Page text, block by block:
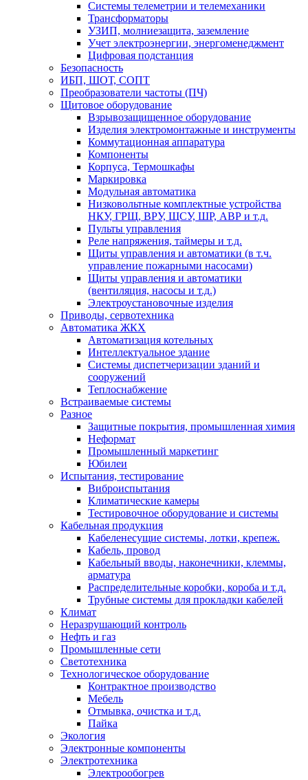
Системы телеметрии и телемеханики
Трансформаторы
УЗИП, молниезащита, заземление
Учет электроэнергии, энергоменеджмент
Цифровая подстанция
Безопасность
ИБП, ШОТ, СОПТ
Преобразователи частоты (ПЧ)
Щитовое оборудование
Взрывозащищенное оборудование
Изделия электромонтажные и инструменты
Коммутационная аппаратура
Компоненты
Корпуса, Термошкафы
Маркировка
Модульная автоматика
Низковольтные комплектные устройства
НКУ, ГРЩ, ВРУ, ЩСУ, ШР, АВР и т.д.
Пульты управления
Реле напряжения, таймеры и т.д.
Щиты управления и автоматики (в т.ч.
управление пожарными насосами)
Щиты управления и автоматики
(вентиляция, насосы и т.д.)
Электроустановочные изделия
Приводы, сервотехника
Автоматика ЖКХ
Автоматизация котельных
Интеллектуальное здание
Системы диспетчеризации зданий и
сооружений
Теплоснабжение
Встраиваемые системы
Разное
Защитные покрытия, промышленная химия
Неформат
Промышленный маркетинг
Юбилеи
Испытания, тестирование
Виброиспытания
Климатические камеры
Тестировочное оборудование и системы
Кабельная продукция
Кабеленесущие системы, лотки, крепеж.
Кабель, провод
Кабельный вводы, наконечники, клеммы,
арматура
Распределительные коробки, короба и т.д.
Трубные системы для прокладки кабелей
Климат
Неразрушающий контроль
Нефть и газ
Промышленные сети
Светотехника
Технологическое оборудование
Контрактное производство
Мебель
Отмывка, очистка и т.д.
Пайка
Экология
Электронные компоненты
Электротехника
Электрообогрев